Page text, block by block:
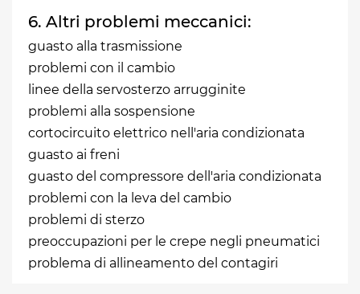
6. Altri problemi meccanici:
guasto alla trasmissione
problemi con il cambio
linee della servosterzo arrugginite
problemi alla sospensione
cortocircuito elettrico nell'aria condizionata
guasto ai freni
guasto del compressore dell'aria condizionata
problemi con la leva del cambio
problemi di sterzo
preoccupazioni per le crepe negli pneumatici
problema di allineamento del contagiri